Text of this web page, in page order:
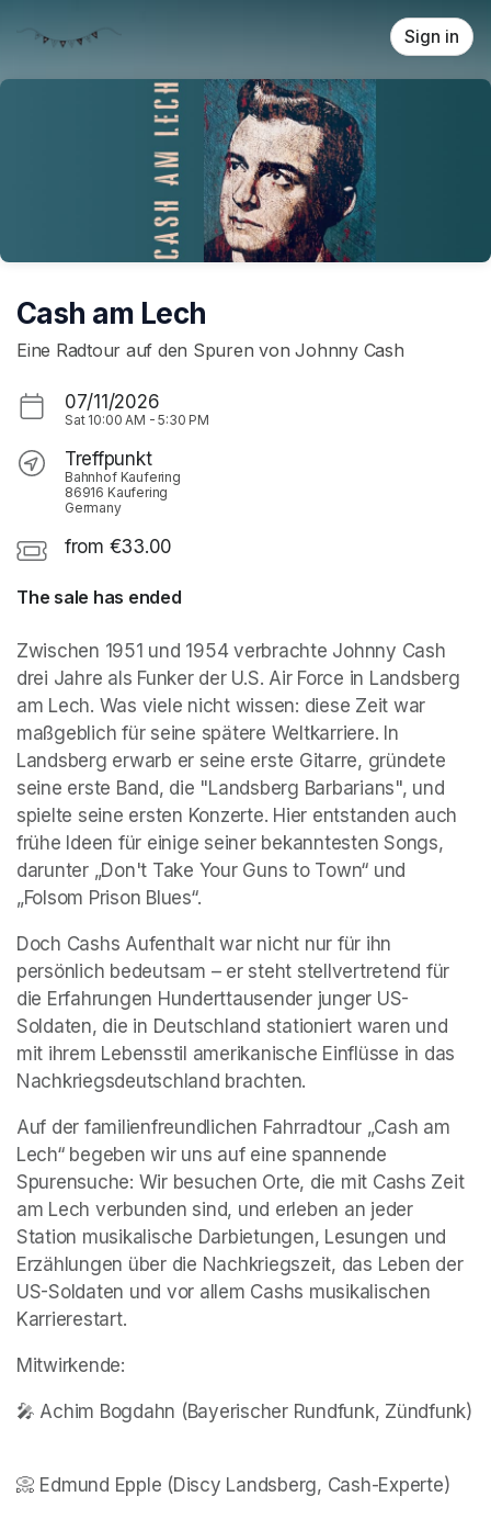
Sign in
Cash am Lech
Eine Radtour auf den Spuren von Johnny Cash
07/11/2026
Sat 10:00 AM -5:30 PM
Treffpunkt
Bahnhof Kaufering
86916 Kaufering
Germany
from €33.00
The sale has ended
Zwischen 1951 und 1954 verbrachte Johnny Cash
drei Jahre als Funker der U.S. Air Force in Landsberg
am Lech. Was viele nicht wissen: diese Zeit war
maßgeblich für seine spätere Weltkarriere. In
Landsberg erwarb er seine erste Gitarre, gründete
seine erste Band, die "Landsberg Barbarians", und
spielte seine ersten Konzerte. Hier entstanden auch
frühe Ideen für einige seiner bekanntesten Songs,
darunter „Don't Take Your Guns to Town“ und
„Folsom Prison Blues“.
Doch Cashs Aufenthalt war nicht nur für ihn
persönlich bedeutsam – er steht stellvertretend für
die Erfahrungen Hunderttausender junger US-
Soldaten, die in Deutschland stationiert waren und
mit ihrem Lebensstil amerikanische Einflüsse in das
Nachkriegsdeutschland brachten.
Auf der familienfreundlichen Fahrradtour „Cash am
Lech“ begeben wir uns auf eine spannende
Spurensuche: Wir besuchen Orte, die mit Cashs Zeit
am Lech verbunden sind, und erleben an jeder
Station musikalische Darbietungen, Lesungen und
Erzählungen über die Nachkriegszeit, das Leben der
US-Soldaten und vor allem Cashs musikalischen
Karrierestart.
Mitwirkende:
📀 Edmund Epple (Discy Landsberg, Cash-Experte)